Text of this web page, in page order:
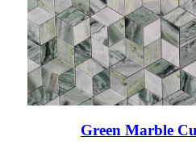
Green Marble